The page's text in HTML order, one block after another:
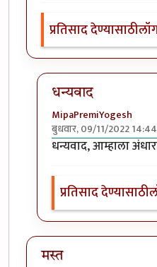
प्रतिसाद देण्यासाठी
धन्यवाद
MipaPremiYogesh
बुधवार, 09/11/2022 14:44
In reply toछान प्रसंग
धन्यवाद, आम्हाला
प्रतिसाद देण्यासाठी
मस्त